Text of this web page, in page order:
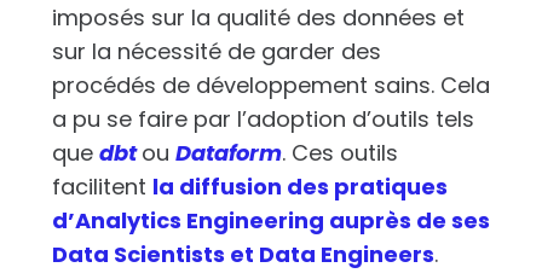
imposés sur la qualité des données et
sur la nécessité de garder des
procédés de développement sains. Cela
a pu se faire par l’adoption d’outils tels
que dbtou Dataform. Ces outils
facilitent la diffusion des pratiques
d’Analytics Engineering auprès de ses
Data Scientists et Data Engineers.